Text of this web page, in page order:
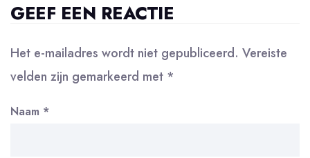
GEEF EEN REACTIE
Het e-mailadres wordt niet gepubliceerd. Vereiste
velden zijn gemarkeerd met *
Naam *